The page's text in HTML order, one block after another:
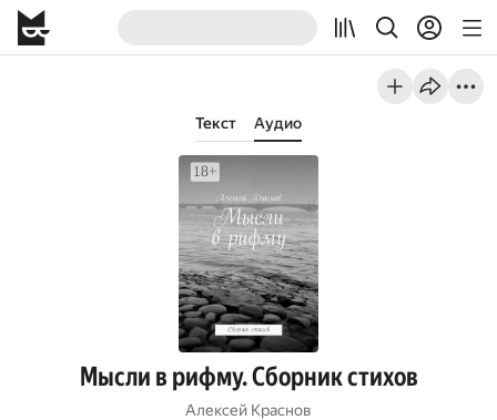
Текст Аудио
Мысли в рифму. Сборник стихов
Алексей Краснов